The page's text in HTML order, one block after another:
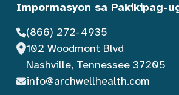
Impormasyon sa Pakikipag-
(866) 272-4935
102 Woodmont Blvd
Nashville, Tennessee 37205
info@archwellhealth.com